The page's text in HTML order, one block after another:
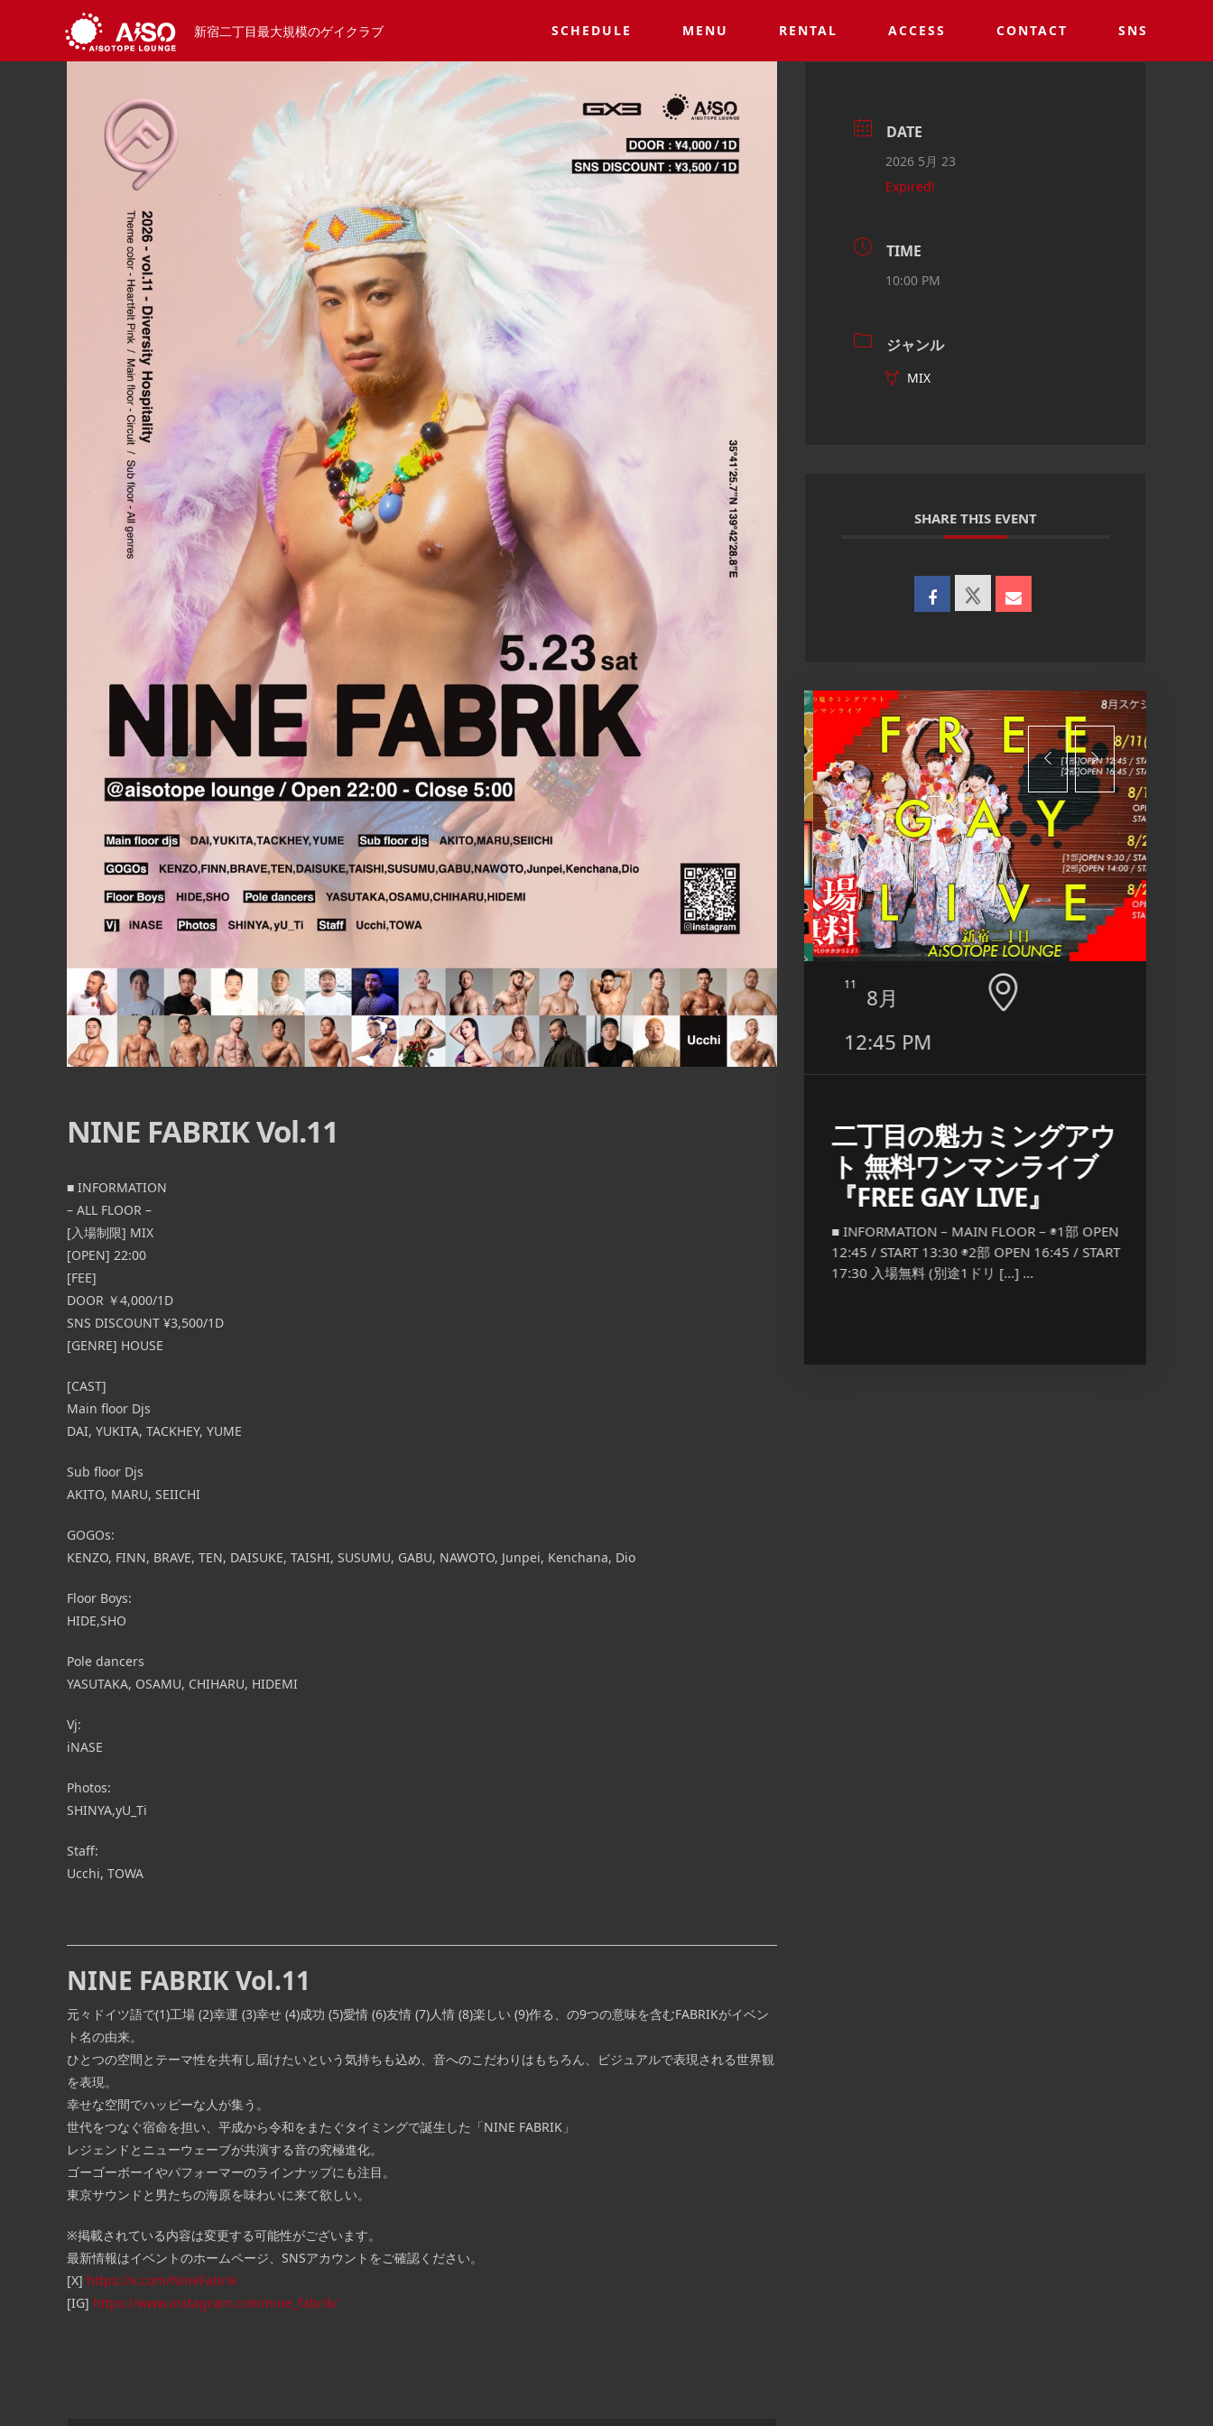
新宿二丁目最大規模のゲイクラブ SCHEDULE MENU RENTAL ACCESS CONTACT SNS
NINE FABRIK Vol.11
■ INFORMATION
– ALL FLOOR –
[入場制限] MIX
[OPEN] 22:00
[FEE]
DOOR ￥4,000/1D
SNS DISCOUNT ¥3,500/1D
[GENRE] HOUSE
[CAST]
Main floor Djs
DAI, YUKITA, TACKHEY, YUME
Sub floor Djs
AKITO, MARU, SEIICHI
GOGOs:
KENZO, FINN, BRAVE, TEN, DAISUKE, TAISHI, SUSUMU, GABU, NAWOTO, Junpei, Kenchana, Dio
Floor Boys:
HIDE,SHO
Pole dancers
YASUTAKA, OSAMU, CHIHARU, HIDEMI
Vj:
iNASE
Photos:
SHINYA,yU_Ti
Staff:
Ucchi, TOWA
NINE FABRIK Vol.11
元々ドイツ語で(1)工場 (2)幸運 (3)幸せ (4)成功 (5)愛情 (6)友情 (7)人情 (8)楽しい (9)作る、の9つの意味を含むFABRIKがイベン
ト名の由来。
ひとつの空間とテーマ性を共有し屆けたいという気持ちも込め、音へのこだわりはもちろん、ビジュアルで表現される世界観
を表現。
幸せな空間でハッピーな人が集う。
世代をつなぐ宿命を担い、平成から令和をまたぐタイミングで誕生した「NINE FABRIK」
レジェンドとニューウェーブが共演する音の究極進化。
ゴーゴーボーイやパフォーマーのラインナップにも注目。
東京サウンドと男たちの海原を味わいに来て欲しい。
※掲載されている内容は変更する可能性がございます。
最新情報はイベントのホームページ、SNSアカウントをご確認ください。
[X] https://x.com/NineFabrik
[IG] https://www.instagram.com/nine_fabrik/
DATE
2026 5月 23
Expired!
TIME
10:00 PM
ジャンル
MIX
SHARE THIS EVENT
1Drink SNS・
[G […] ...
8月
6:00 PM -
エプロン＋
■ INFORMATION – MAIN FLOOR – [入場制限]
MEN ONLY [OPEN] 18:00 – 23:00 [FEE] 焼酎飲み
放題 通常：3,500円 エプロン or 大民・黒猫 ど
8月
9:00 PM
11
8月
12:45 PM
二丁目の魁カミングアウ
ト 無料ワンマンライブ
『FREE GAY LIVE』
■ INFORMATION – MAIN FLOOR – ◉1部 OPEN
12:45 / START 13:30 ◉2部 OPEN 16:45 / START
17:30 入場無料 (別途1ドリ […] ...